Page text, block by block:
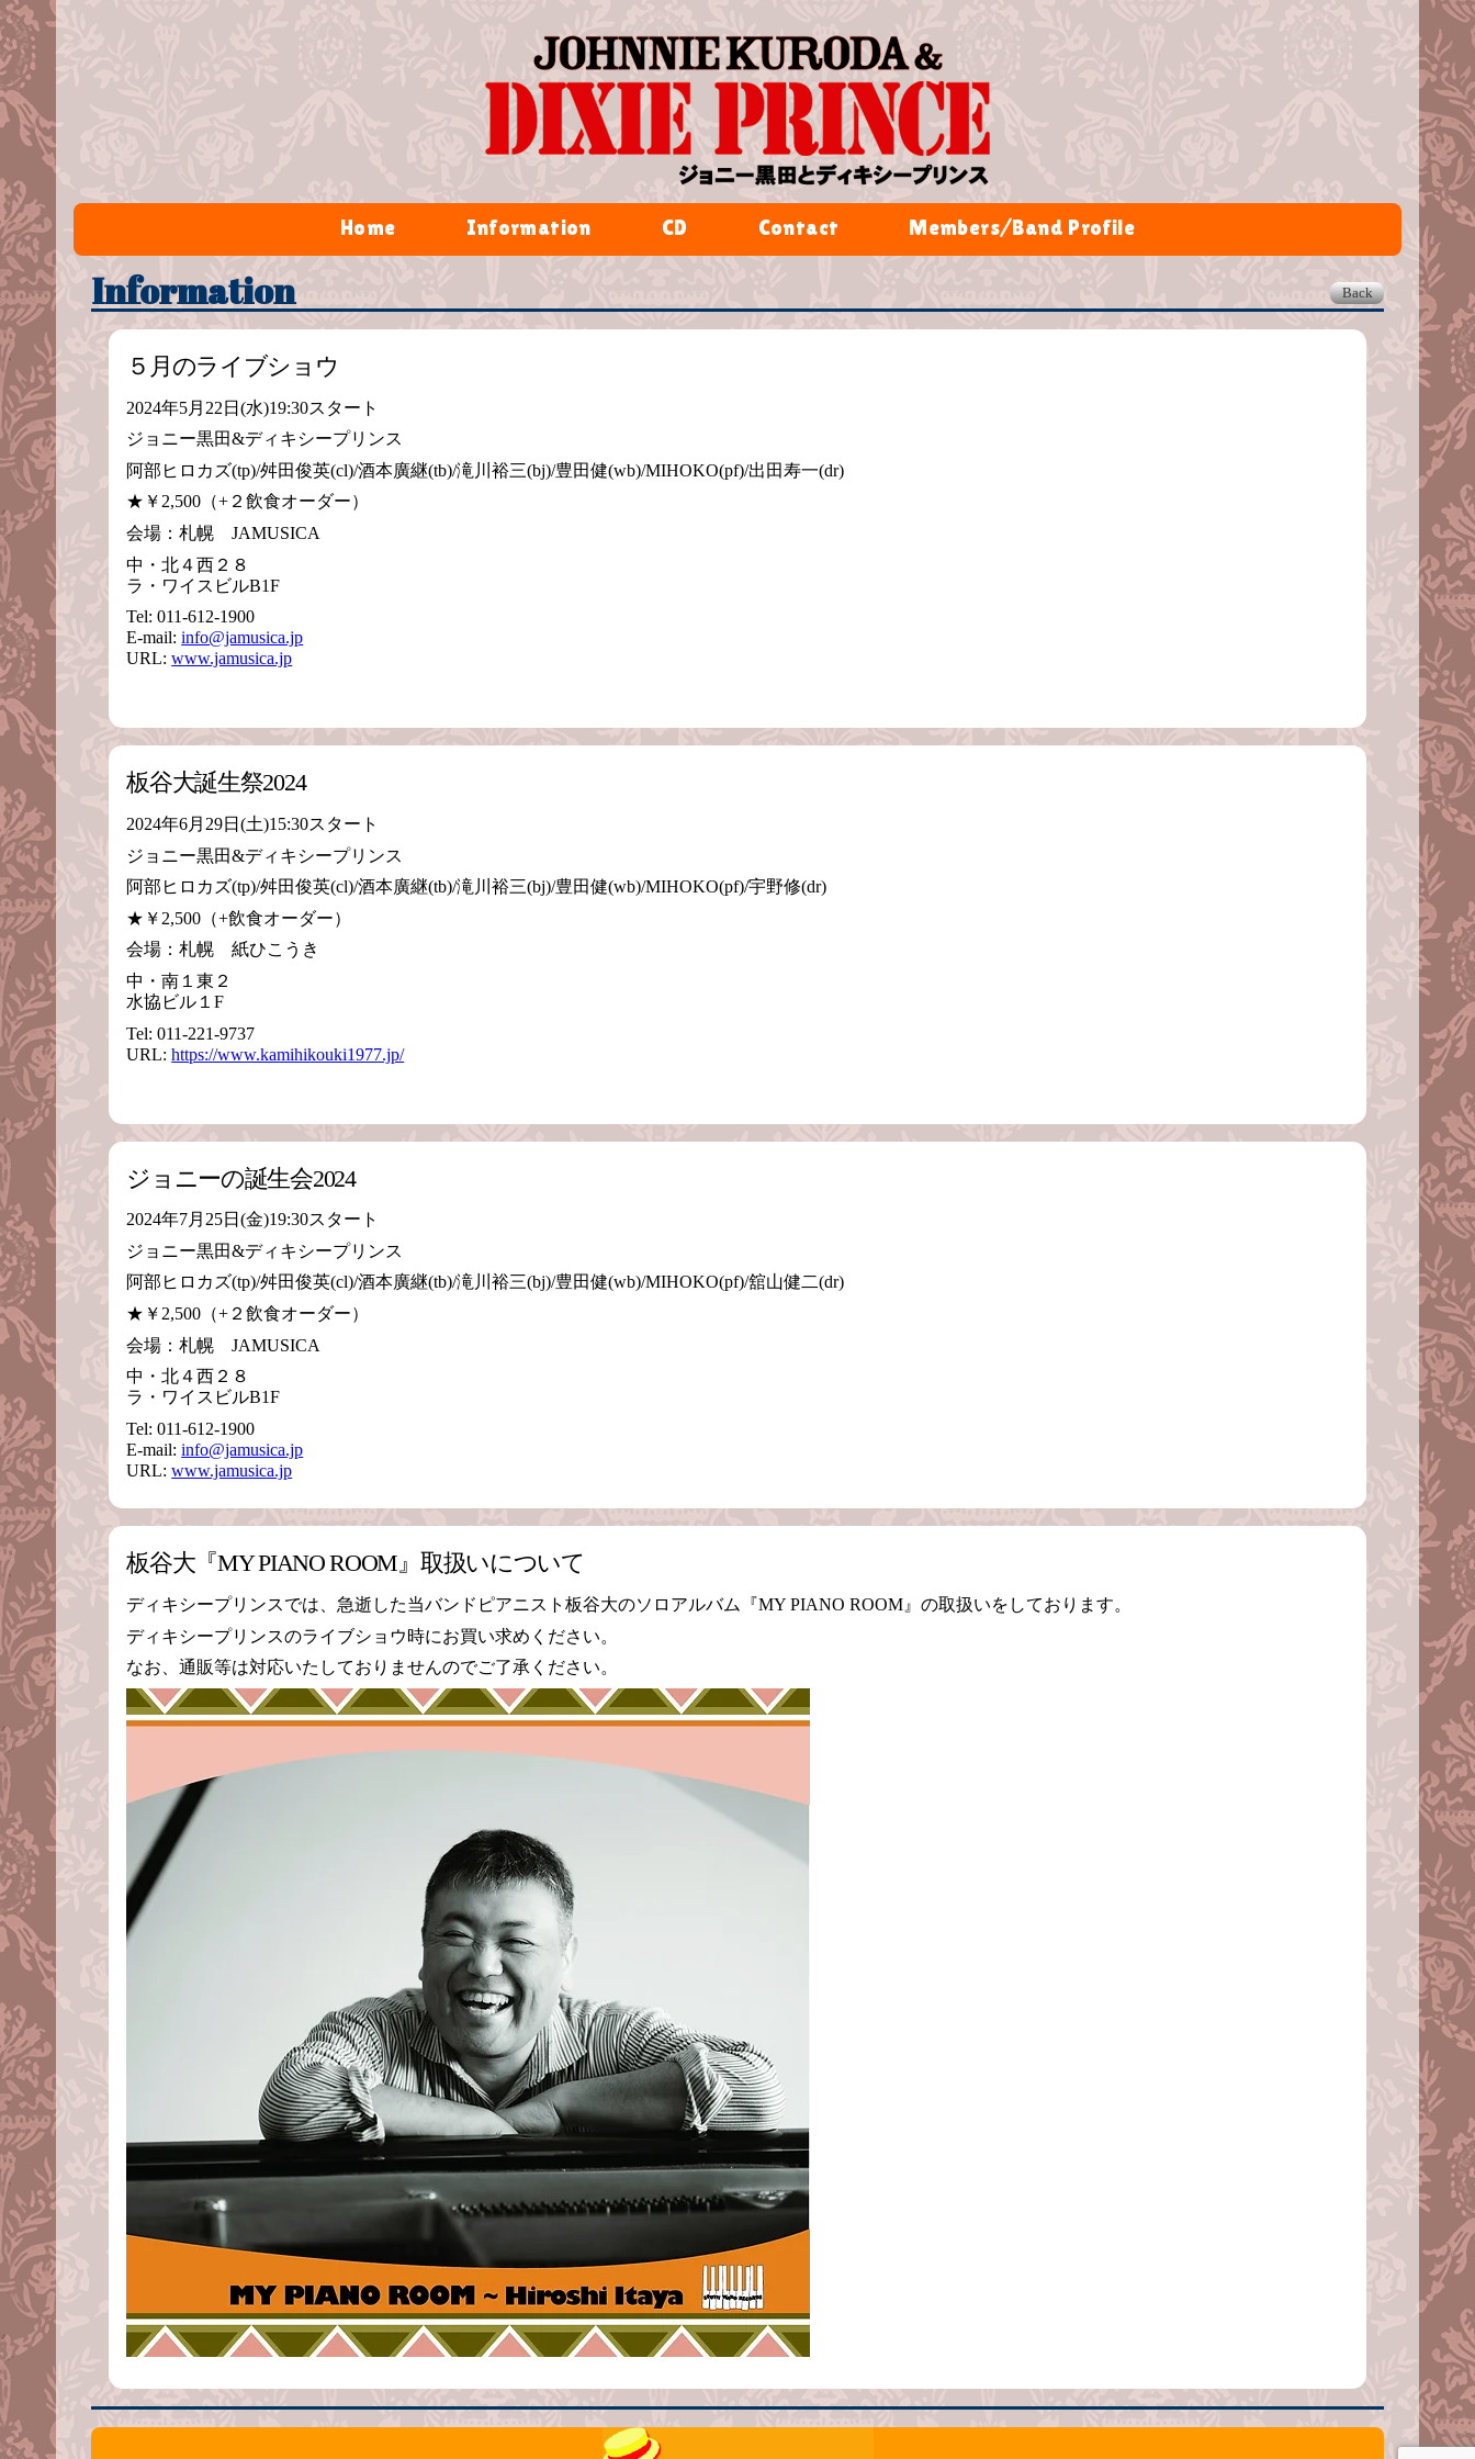
Home Information CD Contact Members/Band Profile
Back
Information
５月のライブショウ
2024年5月22日(水)19:30スタート
ジョニー黒田&ディキシープリンス
阿部ヒロカズ(tp)/舛田俊英(cl)/酒本廣継(tb)/滝川裕三(bj)/豊田健(wb)/MIHOKO(pf)/出田寿一(dr)
★￥2,500（+２飲食オーダー）
会場：札幌 JAMUSICA
中・北４西２８
ラ・ワイスビルB1F
Tel: 011-612-1900
E-mail:info@jamusica.jp
URL:www.jamusica.jp
板谷大誕生祭2024
2024年6月29日(土)15:30スタート
ジョニー黒田&ディキシープリンス
阿部ヒロカズ(tp)/舛田俊英(cl)/酒本廣継(tb)/滝川裕三(bj)/豊田健(wb)/MIHOKO(pf)/宇野修(dr)
★￥2,500（+飲食オーダー）
会場：札幌 紙ひこうき
中・南１東２
水協ビル１F
Tel: 011-221-9737
URL:https://www.kamihikouki1977.jp/
ジョニーの誕生会2024
2024年7月25日(金)19:30スタート
ジョニー黒田&ディキシープリンス
阿部ヒロカズ(tp)/舛田俊英(cl)/酒本廣継(tb)/滝川裕三(bj)/豊田健(wb)/MIHOKO(pf)/舘山健二(dr)
★￥2,500（+２飲食オーダー）
会場：札幌 JAMUSICA
中・北４西２８
ラ・ワイスビルB1F
Tel: 011-612-1900
E-mail:info@jamusica.jp
URL:www.jamusica.jp
板谷大『MY PIANO ROOM』取扱いについて
ディキシープリンスでは、急逝した当バンドピアニスト板谷大のソロアルバム『MY PIANO ROOM』の取扱いをしております。
ディキシープリンスのライブショウ時にお買い求めください。
なお、通販等は対応いたしておりませんのでご了承ください。